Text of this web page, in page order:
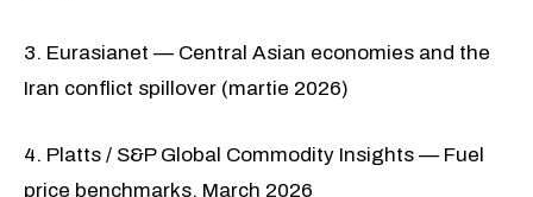
3. Eurasianet — Central Asian economies and the
Iran conflict spillover (martie 2026)
4. Platts / S&P Global Commodity Insights — Fuel
price benchmarks, March 2026